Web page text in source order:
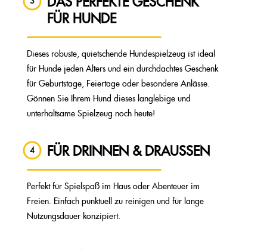
FÜR HUNDE
Dieses robuste, quietschende Hundespielzeug ist ideal
für Hunde jeden Alters und ein durchdachtes Geschenk
für Geburtstage, Feiertage oder besondere Anlässe.
Gönnen Sie Ihrem Hund dieses langlebige und
unterhaltsame Spielzeug noch heute!
4 FÜR DRINNEN & DRAUSSEN
Perfekt für Spielspaß im Haus oder Abenteuer im
Freien. Einfach punktuell zu reinigen und für lange
Nutzungsdauer konzipiert.